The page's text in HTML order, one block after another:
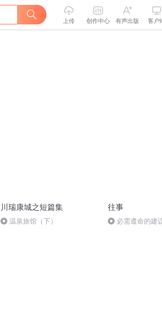
上传 创作中心 有声出版 客户
川瑞康城之短篇集
温泉旅馆（下）
往事
必需遵命的建